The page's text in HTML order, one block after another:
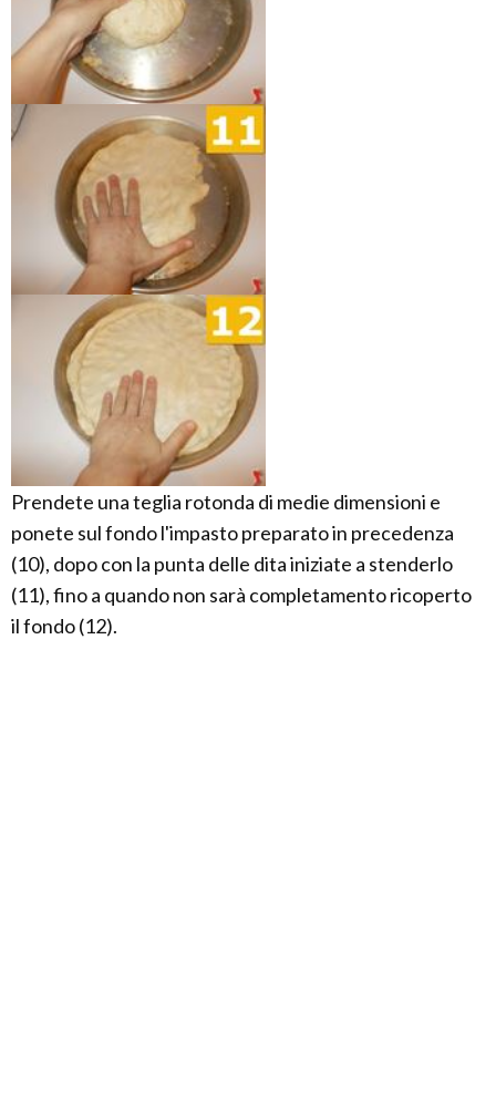
Prendete una teglia rotonda di medie dimensioni e
ponete sul fondo l'impasto preparato in precedenza
(10), dopo con la punta delle dita iniziate a stenderlo
(11), fino a quando non sarà completamento ricoperto
il fondo (12).